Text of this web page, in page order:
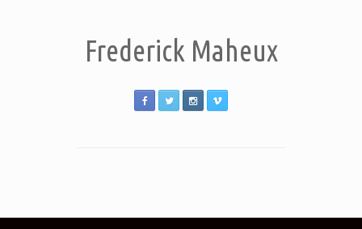
Frederick Maheux